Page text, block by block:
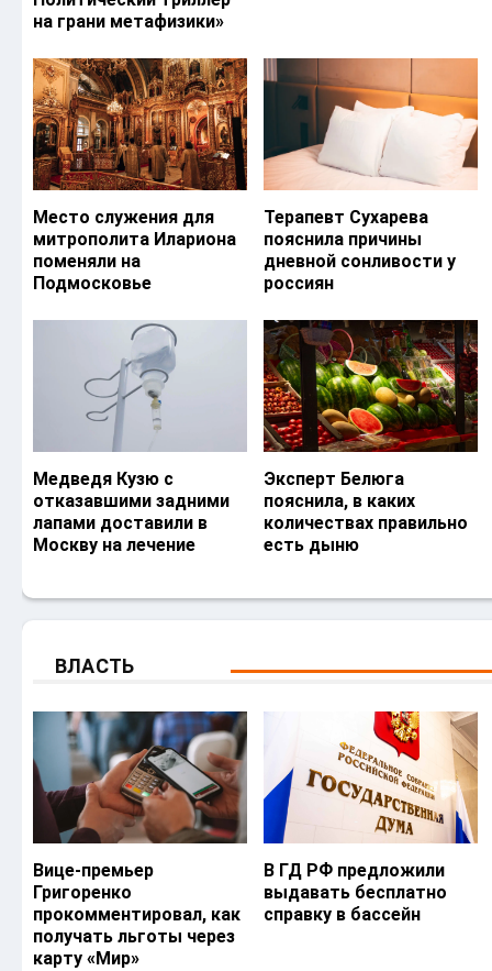
на грани метафизики»
Место служения для
митрополита Илариона
поменяли на
Подмосковье
Терапевт Сухарева
пояснила причины
дневной сонливости у
россиян
Медведя Кузю с
отказавшими задними
лапами доставили в
Москву на лечение
Эксперт Белюга
пояснила, в каких
количествах правильно
есть дыню
ВЛАСТЬ
Вице-премьер
Григоренко
прокомментировал, как
получать льготы через
карту «Мир»
В ГД РФ предложили
выдавать бесплатно
справку в бассейн